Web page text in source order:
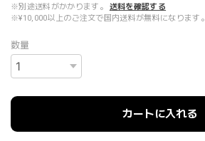
※別途送料がかかります。
送料を確認する
※¥10,000以上のご注文で国内送料が無料になります。
数量
カートに入れる